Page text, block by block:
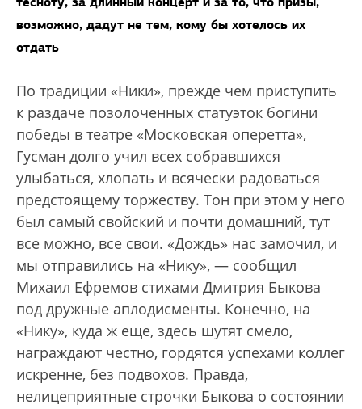
возможно, дадут не тем, кому бы хотелось их
отдать
По традиции «Ники», прежде чем приступить
к раздаче позолоченных статуэток богини
победы в театре «Московская оперетта»,
Гусман долго учил всех собравшихся
улыбаться, хлопать и всячески радоваться
предстоящему торжеству. Тон при этом у него
был самый свойский и почти домашний, тут
все можно, все свои. «Дождь» нас замочил, и
мы отправились на «Нику», — сообщил
Михаил Ефремов стихами Дмитрия Быкова
под дружные аплодисменты. Конечно, на
«Нику», куда ж еще, здесь шутят смело,
награждают честно, гордятся успехами коллег
искренне, без подвохов. Правда,
нелицеприятные строчки Быкова о состоянии